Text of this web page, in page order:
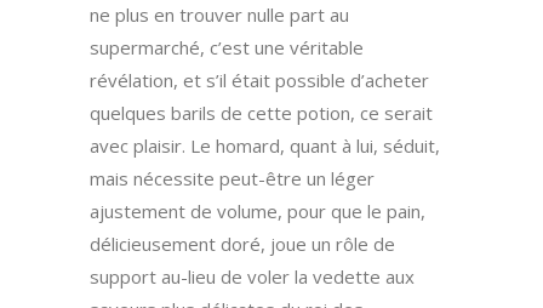
ne plus en trouver nulle part au
supermarché, c’est une véritable
révélation, et s’il était possible d’acheter
quelques barils de cette potion, ce serait
avec plaisir. Le homard, quant à lui, séduit,
mais nécessite peut-être un léger
ajustement de volume, pour que le pain,
délicieusement doré, joue un rôle de
support au-lieu de voler la vedette aux